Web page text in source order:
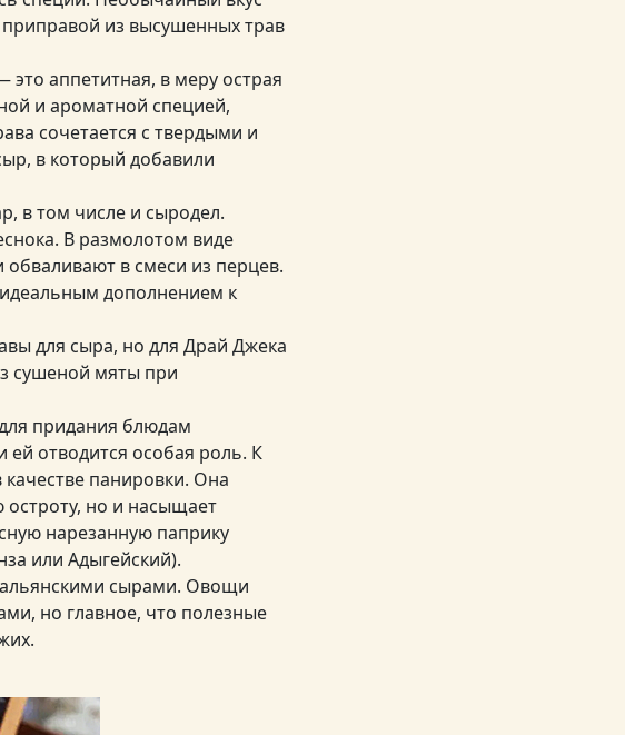
приправой из высушенных трав
это аппетитная, в меру острая
и ароматной специей,
сочетается с твердыми и
в который добавили
в том числе и сыродел.
В размолотом виде
в смеси из перцев.
идеальным дополнением к
для сыра, но для Драй Джека
сушеной мяты при
придания блюдам
отводится особая роль. К
панировки. Она
остроту, но и насыщает
нарезанную паприку
или Адыгейский).
сырами. Овощи
но главное, что полезные